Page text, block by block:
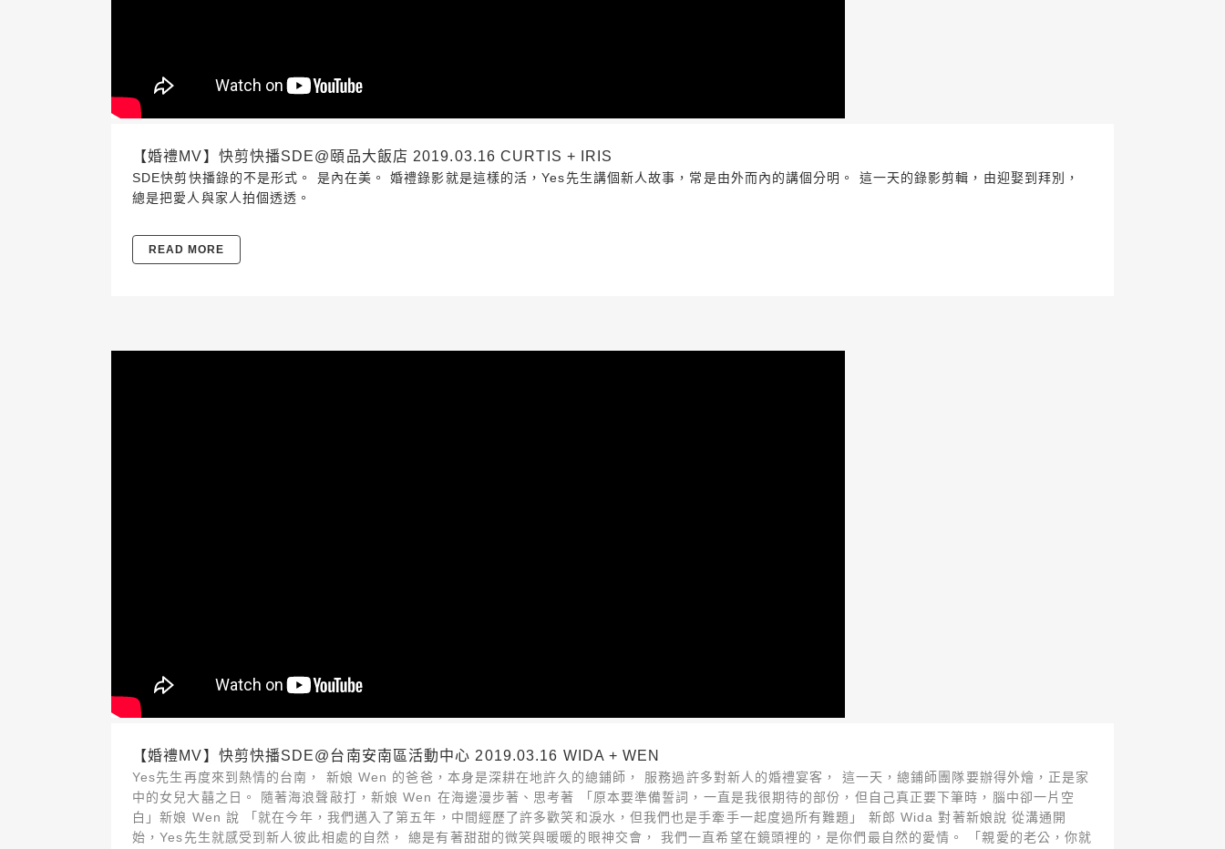
【婚禮MV】快剪快播SDE@頤品大飯店 2019.03.16 CURTIS + IRIS
SDE快剪快播錄的不是形式。 是內在美。 婚禮錄影就是這樣的活，Yes先生講個新人故事，常是由外而內的講個分明。 這一天的錄影剪輯，由迎娶到拜別，
總是把愛人與家人拍個透透。
READ MORE
【婚禮MV】快剪快播SDE@台南安南區活動中心 2019.03.16 WIDA + WEN
Yes先生再度來到熱情的台南， 新娘 Wen 的爸爸，本身是深耕在地許久的總鋪師， 服務過許多對新人的婚禮宴客， 這一天，總鋪師團隊要辦得外燴，正是家
中的女兒大囍之日。 隨著海浪聲敲打，新娘 Wen 在海邊漫步著、思考著 「原本要準備誓詞，一直是我很期待的部份，但自己真正要下筆時，腦中卻一片空
白」新娘 Wen 說 「就在今年，我們邁入了第五年，中間經歷了許多歡笑和淚水，但我們也是手牽手一起度過所有難題」 新郎 Wida 對著新娘說 從溝通開
始，Yes先生就感受到新人彼此相處的自然， 總是有著甜甜的微笑與暖暖的眼神交會， 我們一直希望在鏡頭裡的，是你們最自然的愛情。 「親愛的老公，你就